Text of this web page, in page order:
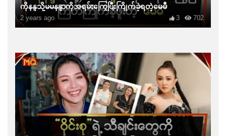
ကိုနန္ဒသို့မမနန္ဒာကိုအရမ်းကြွေပြီးကြိုက်ခဲ့ရတဲ့မေမီ
2 years ago 702
3